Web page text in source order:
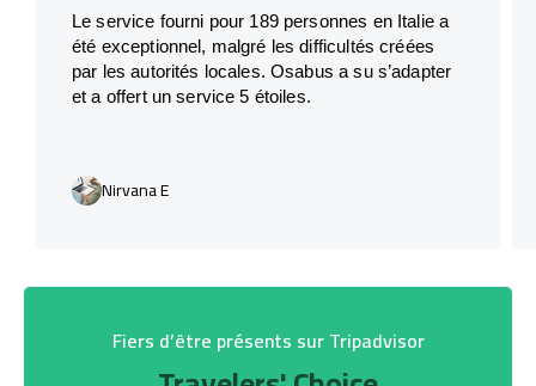
Le service fourni pour 189 personnes en Italie a
été exceptionnel, malgré les difficultés créées
par les autorités locales. Osabus a su s’adapter
et a offert un service 5 étoiles.
Nirvana E
Fiers d’être présents sur Tripadvisor